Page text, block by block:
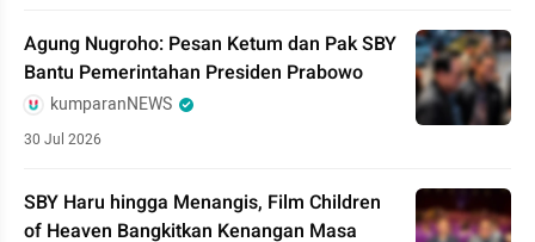
Agung Nugroho: Pesan Ketum dan Pak SBY
Bantu Pemerintahan Presiden Prabowo
kumparanNEWS
30 Jul 2026
SBY Haru hingga Menangis, Film Children
of Heaven Bangkitkan Kenangan Masa